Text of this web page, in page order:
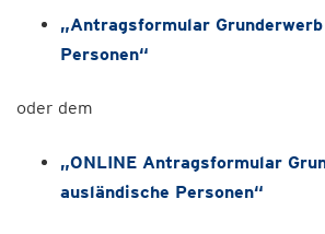
„Antragsformular
Personen“
oder dem
„ONLINE Antragsformular
ausländische Personen“